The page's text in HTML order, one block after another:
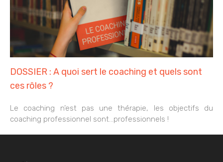
DOSSIER : A quoi sert le coaching et quels sont
ces rôles ?
Le coaching n’est pas une thérapie, les objectifs du
coaching professionnel sont…professionnels !